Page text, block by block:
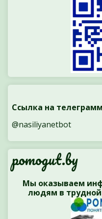
Ссылка на
@nasiliyanetbot
pomogut.by
Мы оказываем
людям в